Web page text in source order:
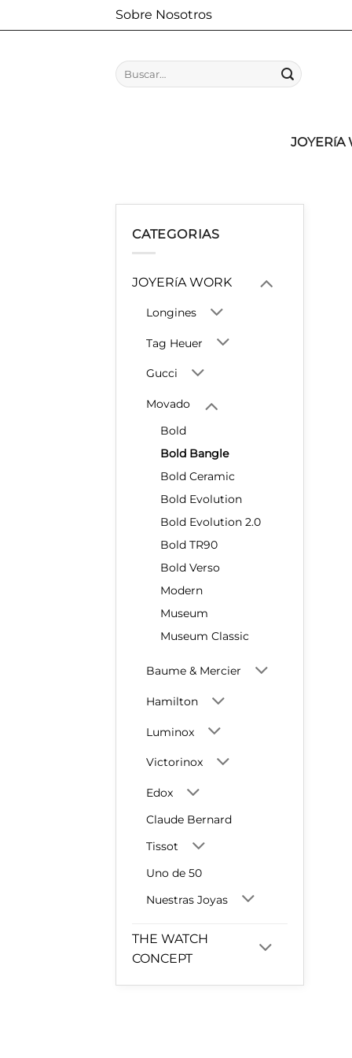
al
Sobre Nosotros
Buscar
por:
JOYERíA
CATEGORIAS
JOYERíA WORK
Longines
Tag Heuer
Gucci
Movado
Bold
Bold Bangle
Bold Ceramic
Bold Evolution
Bold Evolution 2.0
Bold TR90
Bold Verso
Modern
Museum
Museum Classic
Baume & Mercier
Hamilton
Luminox
Victorinox
Edox
Claude Bernard
Tissot
Uno de 50
Nuestras Joyas
THE WATCH
CONCEPT